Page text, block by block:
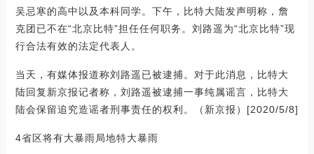
吴忌寒的高中以及本科同学。下午，比特大陆发声明称，詹
克团已不在“北京比特”担任任何职务。刘路遥为“北京比特”现
行合法有效的法定代表人。
当天，有媒体报道称刘路遥已被逮捕。对于此消息，比特大
陆回复新京报记者称，刘路遥被逮捕一事纯属谣言，比特大
陆会保留追究造谣者刑事责任的权利。（新京报）[2020/5/8]
4省区将有大暴雨局地特大暴雨